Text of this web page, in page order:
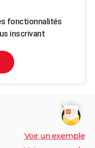
fonctionnalités
inscrivant
Voir un exemple